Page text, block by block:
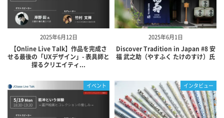
2025年6月12日
【Online Live Talk】作品を完成さ
せる最後の「UXデザイン」- 表具師と
探るクリエイティ...
2025年6月1日
Discover Tradition in Japan #8 安
福 武之助（やすふく たけのすけ）氏
イベント インタビュー